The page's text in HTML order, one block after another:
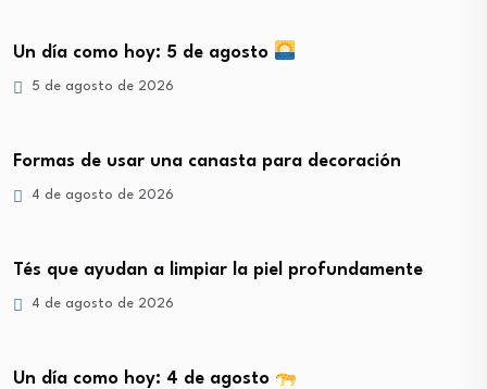
Un día como hoy: 5 de agosto
5 de agosto de 2026
Formas de usar una canasta para decoración
4 de agosto de 2026
Tés que ayudan a limpiar la piel profundamente
4 de agosto de 2026
Un día como hoy: 4 de agosto